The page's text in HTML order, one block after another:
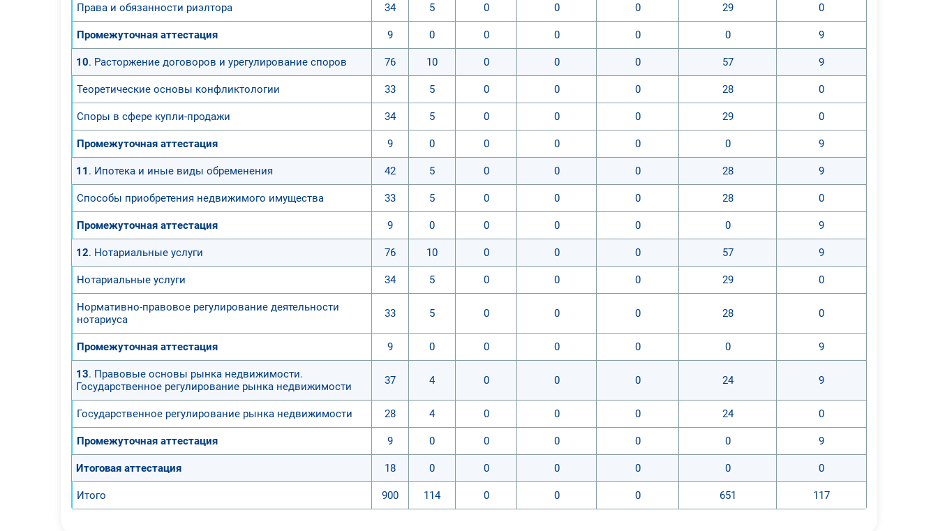
Права и обязанности риэлтора 34 5 0 0 0 29 0
Промежуточная аттестация 9 0 0 0 0 0 9
10. Расторжение договоров и урегулирование споров 76 10 0 0 0 57 9
Теоретические основы конфликтологии 33 5 0 0 0 28 0
Споры в сфере купли-продажи 34 5 0 0 0 29 0
Промежуточная аттестация 9 0 0 0 0 0 9
11 . Ипотека и иные виды обременения 42 5 0 0 0 28 9
Способы приобретения недвижимого имущества 33 5 0 0 0 28 0
Промежуточная аттестация 9 0 0 0 0 0 9
12. Нотариальные услуги 76 10 0 0 0 57 9
Нотариальные услуги 34 5 0 0 0 29 0
Нормативно-правовое регулирование деятельности
нотариуса
33 5 0 0 0 28 0
Промежуточная аттестация 9 0 0 0 0 0 9
13. Правовые основы рынка недвижимости.
Государственное регулирование рынка недвижимости
37 4 0 0 0 24 9
Государственное регулирование рынка недвижимости 28 4 0 0 0 24 0
Промежуточная аттестация 9 0 0 0 0 0 9
Итоговая аттестация 18 0 0 0 0 0 0
Итого 900 114 0 0 0 651 117